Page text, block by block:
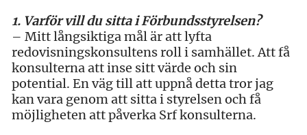
1. Varför vill du sitta i Förbundsstyrelsen?
– Mitt långsiktiga mål är att lyfta
redovisningskonsultens roll i samhället. Att få
konsulterna att inse sitt värde och sin
potential. En väg till att uppnå detta tror jag
kan vara genom att sitta i styrelsen och få
möjligheten att påverka Srf konsulterna.